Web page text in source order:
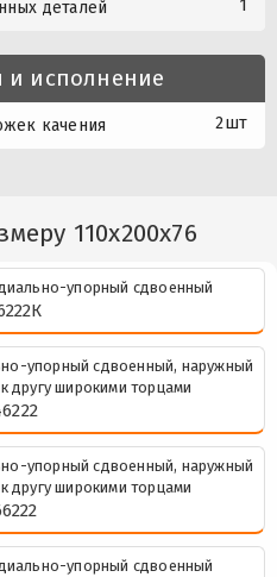
деталей 1
и исполнение
качения 2шт
110x200x76
упорный сдвоенный
упорный сдвоенный, наружный
другу широкими торцами
упорный сдвоенный, наружный
другу широкими торцами
упорный сдвоенный